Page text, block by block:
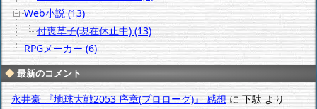
Web小説 (13)
付喪草子(現在休止中) (13)
RPGメーカー (6)
最新のコメント
永井豪 『地球大戦2053 序章(プロローグ)』 感想に下駄より